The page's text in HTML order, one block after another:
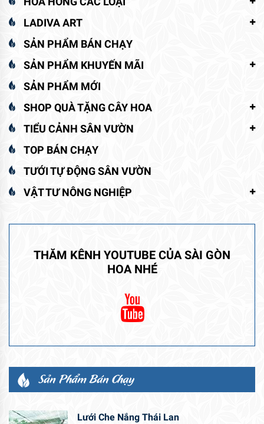
LADIVA ART
SẢN PHẨM BÁN CHẠY
SẢN PHẨM KHUYẾN MÃI
SẢN PHẨM MỚI
SHOP QUÀ TẶNG CÂY HOA
TIỂU CẢNH SÂN VƯỜN
TOP BÁN CHẠY
TƯỚI TỰ ĐỘNG SÂN VƯỜN
VẬT TƯ NÔNG NGHIỆP
THĂM KÊNH YOUTUBE CỦA SÀI GÒN
HOA NHÉ
Sản Phẩm Bán Chạy
Lưới Che Nắng Thái Lan